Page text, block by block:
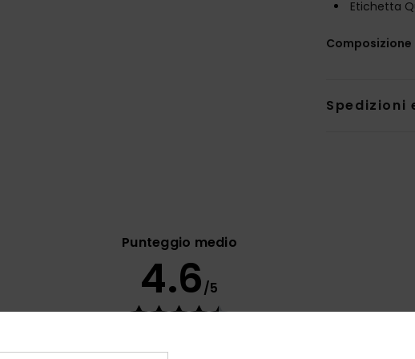
Etichetta
Composizione
Spedizioni
Punteggio medio
4.6/5
Il 71% dei nostri clienti consiglia questo prodotto